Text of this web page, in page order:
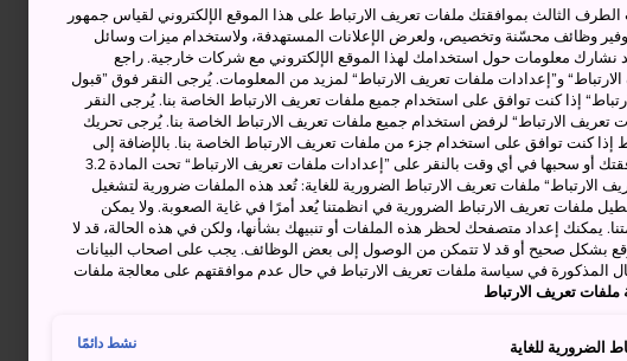
الثالث بموافقتك ملفات تعريف الارتباط على هذا الموقع الإلكتروني لقياس جمهور
وظائف محسّنة وتخصيص، ولعرض الإعلانات المستهدفة، ولاستخدام ميزات وسائل
نشارك معلومات حول استخدامك لهذا الموقع الإلكتروني مع شركات خارجية. راجع
و”إعدادات ملفات تعريف الارتباط“ لمزيد من المعلومات. يُرجى النقر فوق ”قبول
إذا كنت توافق على استخدام جميع ملفات تعريف الارتباط الخاصة بنا. يُرجى النقر
الارتباط“ لرفض استخدام جميع ملفات تعريف الارتباط الخاصة بنا. يُرجى تحريك
إذا كنت توافق على استخدام جزء من ملفات تعريف الارتباط الخاصة بنا. بالإضافة إلى
ذلك، يمكنك تغيير موافقتك أو سحبها في أي وقت بالنقر على ”إعدادات ملفات تعريف الارتباط“ تحت المادة 3.2
الارتباط“ ملفات تعريف الارتباط الضرورية للغاية: تُعد هذه الملفات ضرورية لتشغيل
ملفات تعريف الارتباط الضرورية في انظمتنا يُعد أمرًا في غاية الصعوبة. ولا يمكن
يمكنك إعداد متصفحك لحظر هذه الملفات أو تنبيهك بشأنها، ولكن في هذه الحالة، قد لا
بشكل صحيح أو قد لا تتمكن من الوصول إلى بعض الوظائف. يجب على اصحاب البيانات
المذكورة في سياسة ملفات تعريف الارتباط في حال عدم موافقتهم على معالجة ملفات
تعريف الارتباط
الضرورية للغاية نشط دائمًا